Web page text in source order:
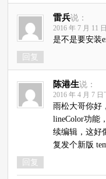
雷兵说：
2016 年 7 月 11
是不是要安装
回复
陈港生说：
2016 年 4 月 7 日
雨松大哥你好
lineColor功能
续编辑，这好
复发个新版
回复